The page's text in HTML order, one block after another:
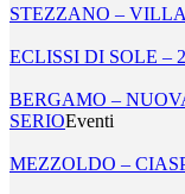
STEZZANO –
ECLISSI DI SOLE –
BERGAMO –
SERIOEventi
MEZZOLDO –